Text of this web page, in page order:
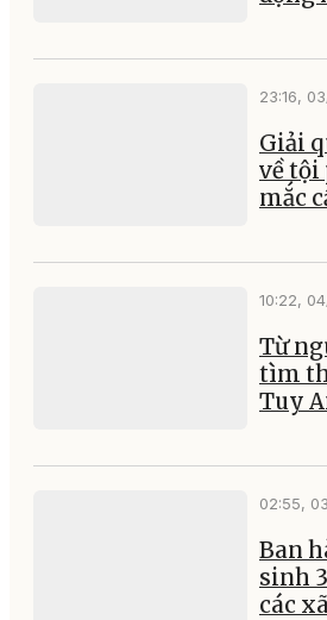
23:16,
Giải
về tội
mắc
10:22,
Từ
tìm
Tuy
02:55,
Ban
sinh
các